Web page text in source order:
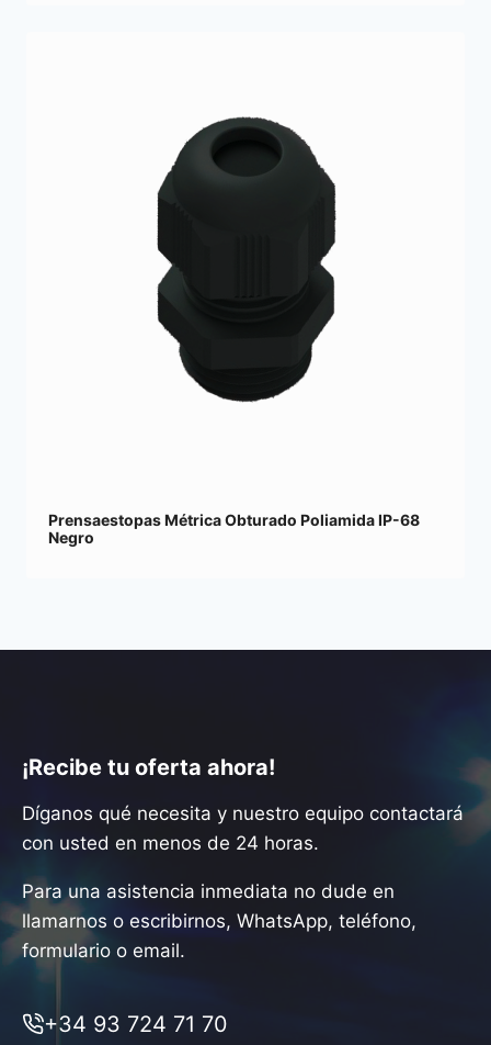
Prensaestopas Métrica Obturado Poliamida IP-68
Negro
¡Recibe tu oferta ahora!
Díganos qué necesita y nuestro equipo contactará
con usted en menos de 24 horas.
Para una asistencia inmediata no dude en
llamarnos o escribirnos, WhatsApp, teléfono,
formulario o email.
+34 93 724 71 70